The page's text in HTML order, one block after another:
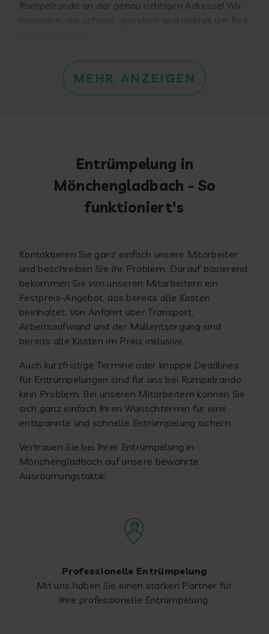
Rümpelrando an der genau richtigen Adresse! Wir
kümmern uns schnell, gründlich und diskret um Ihre
MEHR ANZEIGEN
Entrümpelung in
Mönchengladbach - So
funktioniert's
Kontaktieren Sie ganz einfach unsere Mitarbeiter
und beschreiben Sie Ihr Problem. Darauf basierend
bekommen Sie von unseren Mitarbeitern ein
Festpreis-Angebot, das bereits alle Kosten
beinhaltet. Von Anfahrt über Transport,
Arbeitsaufwand und der Müllentsorgung sind
bereits alle Kosten im Preis inklusive.
Auch kurzfristige Termine oder knappe Deadlines
für Entrümpelungen sind für uns bei Rümpelrando
kein Problem. Bei unseren Mitarbeitern können Sie
sich ganz einfach Ihren Wunschtermin für eine
entspannte und schnelle Entrümpelung sichern.
Vertrauen Sie bei Ihrer Entrümpelung in
Mönchengladbach auf unsere bewährte
Ausräumungstaktik:
Professionelle Entrümpelung
Mit uns haben Sie einen starken Partner für
Ihre professionelle Entrümpelung.